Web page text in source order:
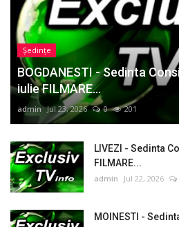
Ședințe
BOGDANESTI - Sedinta
iulie FILMARE...
admin Jul 23, 2026 0 201
LIVEZI - Sedinta
FILMARE...
admin Jul 22, 2026
MOINESTI -